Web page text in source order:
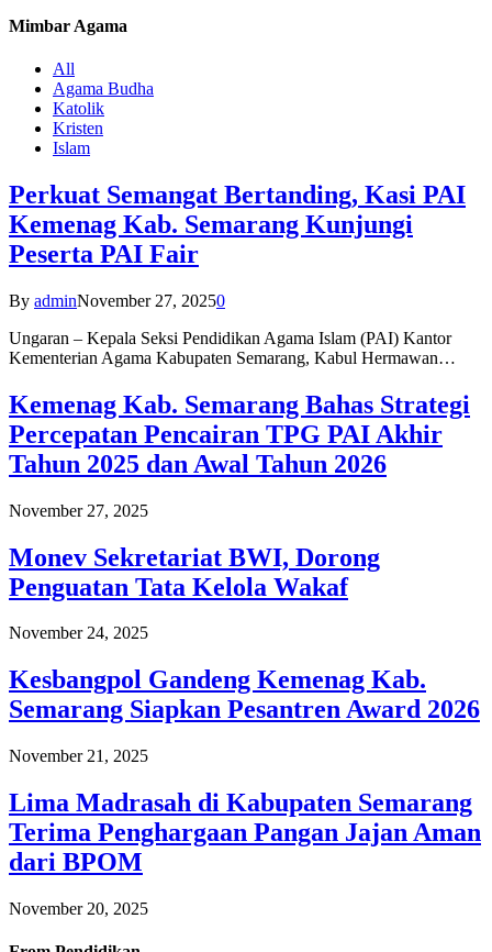
Mimbar Agama
All
Agama Budha
Katolik
Kristen
Islam
Perkuat Semangat Bertanding, Kasi PAI
Kemenag Kab. Semarang Kunjungi
Peserta PAI Fair
By adminNovember 27, 20250
Ungaran – Kepala Seksi Pendidikan Agama Islam (PAI) Kantor
Kementerian Agama Kabupaten Semarang, Kabul Hermawan…
Kemenag Kab. Semarang Bahas Strategi
Percepatan Pencairan TPG PAI Akhir
Tahun 2025 dan Awal Tahun 2026
November 27, 2025
Monev Sekretariat BWI, Dorong
Penguatan Tata Kelola Wakaf
November 24, 2025
Kesbangpol Gandeng Kemenag Kab.
Semarang Siapkan Pesantren Award 2026
November 21, 2025
Lima Madrasah di Kabupaten Semarang
Terima Penghargaan Pangan Jajan Aman
dari BPOM
November 20, 2025